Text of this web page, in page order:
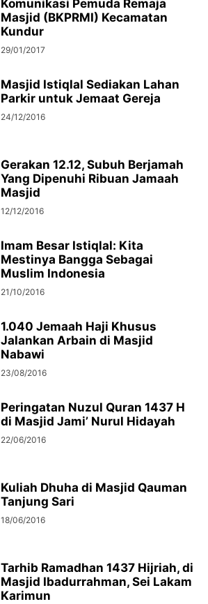
Komunikasi Pemuda Remaja
Masjid (BKPRMI) Kecamatan
Kundur
29/01/2017
Masjid Istiqlal Sediakan Lahan
Parkir untuk Jemaat Gereja
24/12/2016
Gerakan 12.12, Subuh Berjamah
Yang Dipenuhi Ribuan Jamaah
Masjid
12/12/2016
Imam Besar Istiqlal: Kita
Mestinya Bangga Sebagai
Muslim Indonesia
21/10/2016
1.040 Jemaah Haji Khusus
Jalankan Arbain di Masjid
Nabawi
23/08/2016
Peringatan Nuzul Quran 1437 H
di Masjid Jami’ Nurul Hidayah
22/06/2016
Kuliah Dhuha di Masjid Qauman
Tanjung Sari
18/06/2016
Tarhib Ramadhan 1437 Hijriah, di
Masjid Ibadurrahman, Sei Lakam
Karimun